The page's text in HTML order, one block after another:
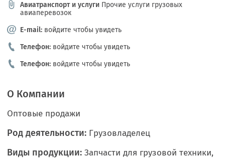
Авиатранспорт и услуги Прочие услуги грузовых
авиаперевозок
E-mail: войдите чтобы увидеть
Телефон: войдите чтобы увидеть
Телефон: войдите чтобы увидеть
О Компании
Оптовые продажи
Род деятельности: Грузовладелец
Виды продукции: Запчасти для грузовой техники,